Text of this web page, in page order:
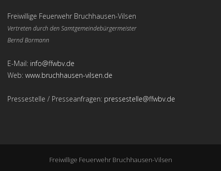
Freiwillige Feuerwehr Bruchhausen-Vilsen
Vertreten durch den Samtgemeindebürgermeister
Bernd Bormann
E-Mail: info@ffwbv.de
Web: www.bruchhausen-vilsen.de
Pressestelle / Presseanfragen: pressestelle@ffwbv.de
Freiwillige Feuerwehr Bruchhausen-Vilsen